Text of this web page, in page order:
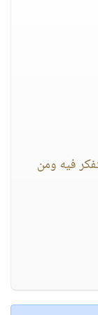
فيه ومن